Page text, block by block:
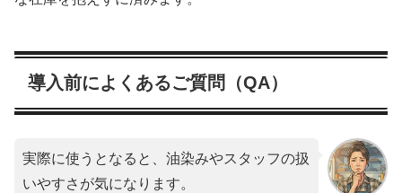
導入前によくあるご質問（QA）
実際に使うとなると、油染みやスタッフの扱
いやすさが気になります。